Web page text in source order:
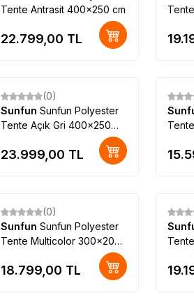
Tente Antrasit 400x250 cm
22.799,00 TL
(0)
Sunfun Sunfun Polyester
Tente Açık Gri 400x250
23.999,00 TL
(0)
Sunfun Sunfun Polyester
Tente Multicolor 300x200
18.799,00 TL